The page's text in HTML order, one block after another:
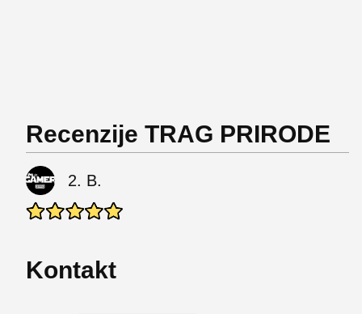
Recenzije TRAG PRIRODE
2. B.
Kontakt